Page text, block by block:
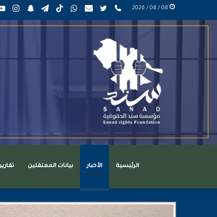
سناب
تشات
تيلقرامTikTokواتساب mail تويتر
عربي
phone
الرئيسية الأخبار بيانات المعتقلين